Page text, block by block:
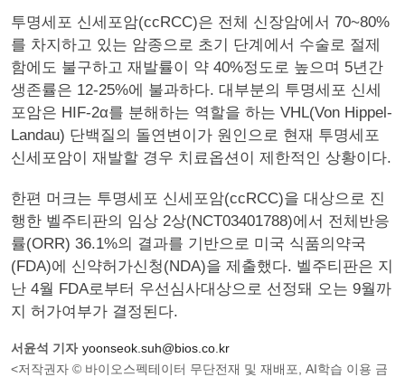
투명세포 신세포암(ccRCC)은 전체 신장암에서 70~80%
를 차지하고 있는 암종으로 초기 단계에서 수술로 절제
함에도 불구하고 재발률이 약 40%정도로 높으며 5년간
생존률은 12-25%에 불과하다. 대부분의 투명세포 신세
포암은 HIF-2α를 분해하는 역할을 하는 VHL(Von Hippel-
Landau) 단백질의 돌연변이가 원인으로 현재 투명세포
신세포암이 재발할 경우 치료옵션이 제한적인 상황이다.
한편 머크는 투명세포 신세포암(ccRCC)을 대상으로 진
행한 벨주티판의 임상 2상(NCT03401788)에서 전체반응
률(ORR) 36.1%의 결과를 기반으로 미국 식품의약국
(FDA)에 신약허가신청(NDA)을 제출했다. 벨주티판은 지
난 4월 FDA로부터 우선심사대상으로 선정돼 오는 9월까
지 허가여부가 결정된다.
서윤석 기자 yoonseok.suh@bios.co.kr
<저작권자 © 바이오스펙테이터 무단전재 및 재배포, AI학습 이용 금